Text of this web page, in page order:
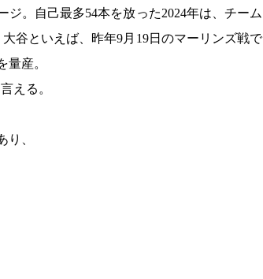
。自己最多54本を放った2024年は、チーム
谷といえば、昨年9月19日のマーリンズ戦で
量産。
える。
り、